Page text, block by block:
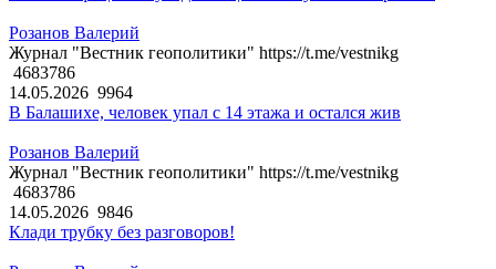
Розанов Валерий
Журнал "Вестник геополитики" https://t.me/vestnikg
4683786
14.05.2026 9964
В Балашихе, человек упал с 14 этажа и остался жив
Розанов Валерий
Журнал "Вестник геополитики" https://t.me/vestnikg
4683786
14.05.2026 9846
Клади трубку без разговоров!